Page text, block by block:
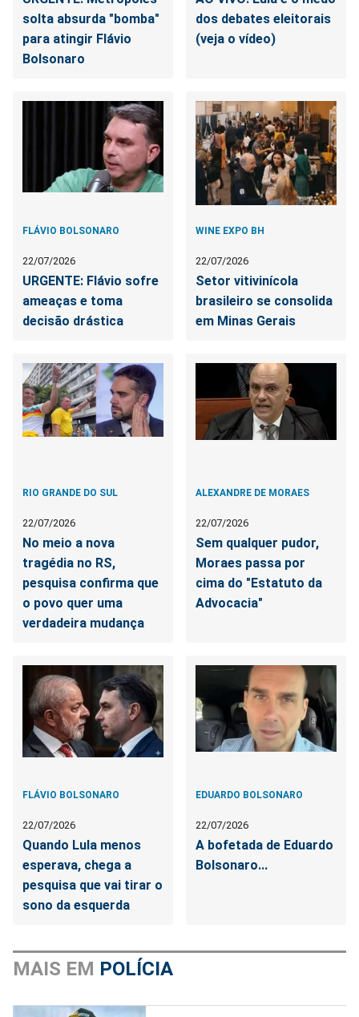
solta absurda "bomba"
para atingir Flávio
Bolsonaro
dos debates eleitorais
(veja o vídeo)
FLÁVIO BOLSONARO
22/07/2026
URGENTE: Flávio sofre
ameaças e toma
decisão drástica
WINE EXPO BH
22/07/2026
Setor vitivinícola
brasileiro se consolida
em Minas Gerais
RIO GRANDE DO SUL
22/07/2026
No meio a nova
tragédia no RS,
pesquisa confirma que
o povo quer uma
verdadeira mudança
ALEXANDRE DE MORAES
22/07/2026
Sem qualquer pudor,
Moraes passa por
cima do "Estatuto da
Advocacia"
FLÁVIO BOLSONARO
22/07/2026
Quando Lula menos
esperava, chega a
pesquisa que vai tirar o
sono da esquerda
EDUARDO BOLSONARO
22/07/2026
A bofetada de Eduardo
Bolsonaro...
MAIS EM POLÍCIA